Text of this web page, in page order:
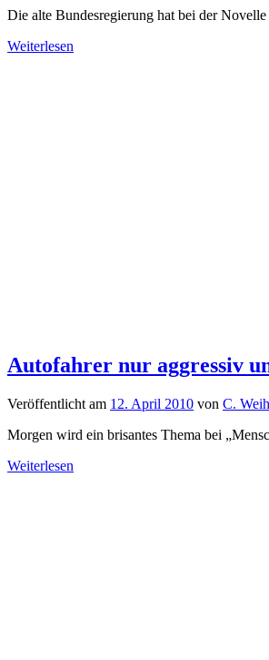
Die alte Bundesregierung hat bei der
Weiterlesen
Autofahrer nur aggressiv
Veröffentlicht am 12. April 2010 von C.
Morgen wird ein brisantes Thema bei
Weiterlesen